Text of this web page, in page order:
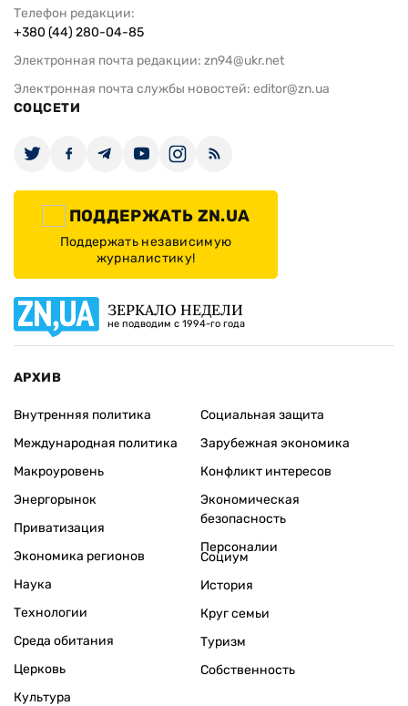
Телефон редакции:
+380 (44) 280-04-85
Электронная почта редакции: zn94@ukr.net
Электронная почта службы новостей: editor@zn.ua
СОЦСЕТИ
ПОДДЕРЖАТЬ ZN.UA
Поддержать независимую
журналистику!
ЗЕРКАЛО НЕДЕЛИ
не подводим с 1994-го года
АРХИВ
Внутренняя политика
Международная политика
Макроуровень
Энергорынок
Приватизация
Экономика регионов
Социальная защита
Зарубежная экономика
Конфликт интересов
Экономическая
безопасность
Персоналии
Наука
Технологии
Среда обитания
Церковь
Культура
Социум
История
Круг семьи
Туризм
Собственность